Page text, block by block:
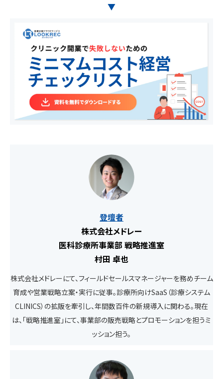
▼
登壇者
株式会社メドレー
医科診療所事業部 戦略推進室
村田 卓也
株式会社メドレーにて、フィールドセールスマネージャーを務めチーム
育成や営業戦略立案・実行に従事。診療所向けSaaS（診療システム
CLINICS）の拡販を牽引し、年間数百件の新規導入に関わる。現在
は、「戦略推進室」にて、事業部の販売戦略とプロモーションを担うミ
ッション担う。